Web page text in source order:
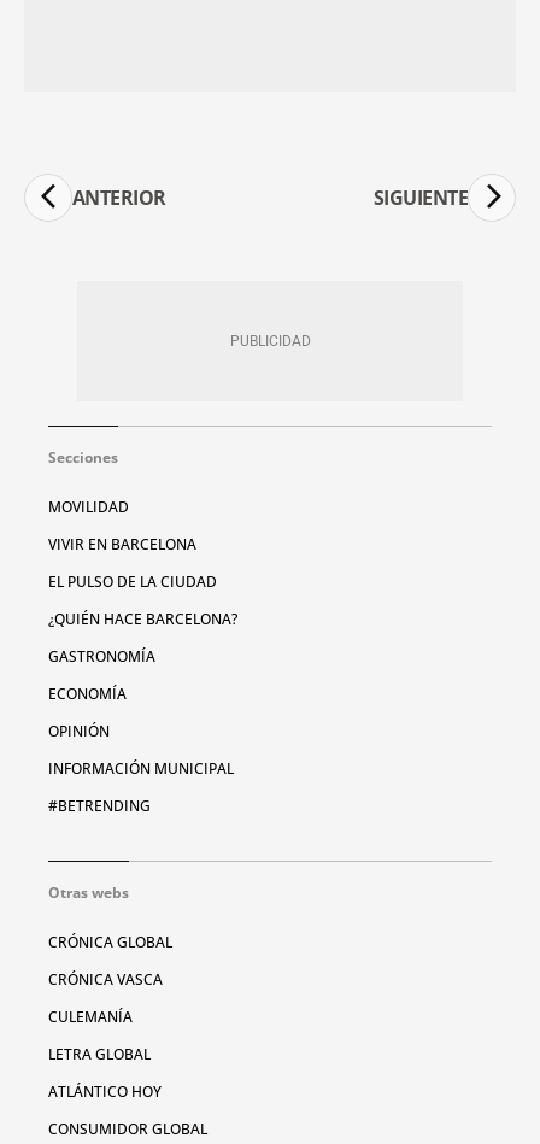
ANTERIOR SIGUIENTE
Secciones
MOVILIDAD
VIVIR EN BARCELONA
EL PULSO DE LA CIUDAD
¿QUIÉN HACE BARCELONA?
GASTRONOMÍA
ECONOMÍA
OPINIÓN
INFORMACIÓN MUNICIPAL
#BETRENDING
Otras webs
CRÓNICA GLOBAL
CRÓNICA VASCA
CULEMANÍA
LETRA GLOBAL
ATLÁNTICO HOY
CONSUMIDOR GLOBAL